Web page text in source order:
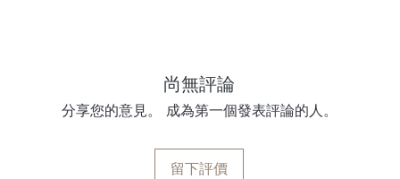
尚無評論
分享您的意見。 成為第一個發表評論的人。
留下評價